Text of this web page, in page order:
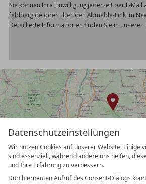
Datenschutzeinstellungen
Wir nutzen Cookies auf unserer Website. Einige
sind essenziell, während andere uns helfen,
und Ihre Erfahrung zu verbessern.
Durch erneuten Aufruf des Consent-Dialogs
Sie können Ihre Einwilligung jederzeit per E-Mail
feldberg.de oder über den Abmelde-Link im
Detaillierte Informationen finden Sie in unseren
DATENSCHUTZ
DATENSCHUTZEINSTELLUNGEN